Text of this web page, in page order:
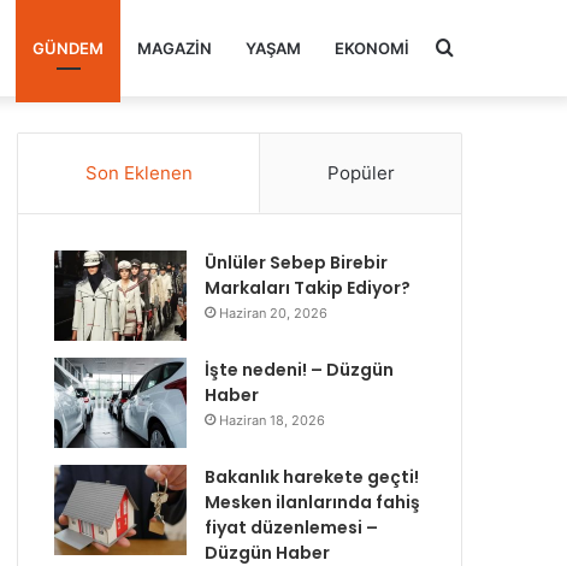
GÜNDEM MAGAZIN YAŞAM EKONOMI Arama
Son Eklenen Popüler
Ünlüler Sebep Birebir
Markaları Takip Ediyor?
Haziran 20, 2026
İşte nedeni! – Düzgün
Haber
Haziran 18, 2026
Bakanlık harekete geçti!
Mesken ilanlarında fahiş
fiyat düzenlemesi –
Düzgün Haber